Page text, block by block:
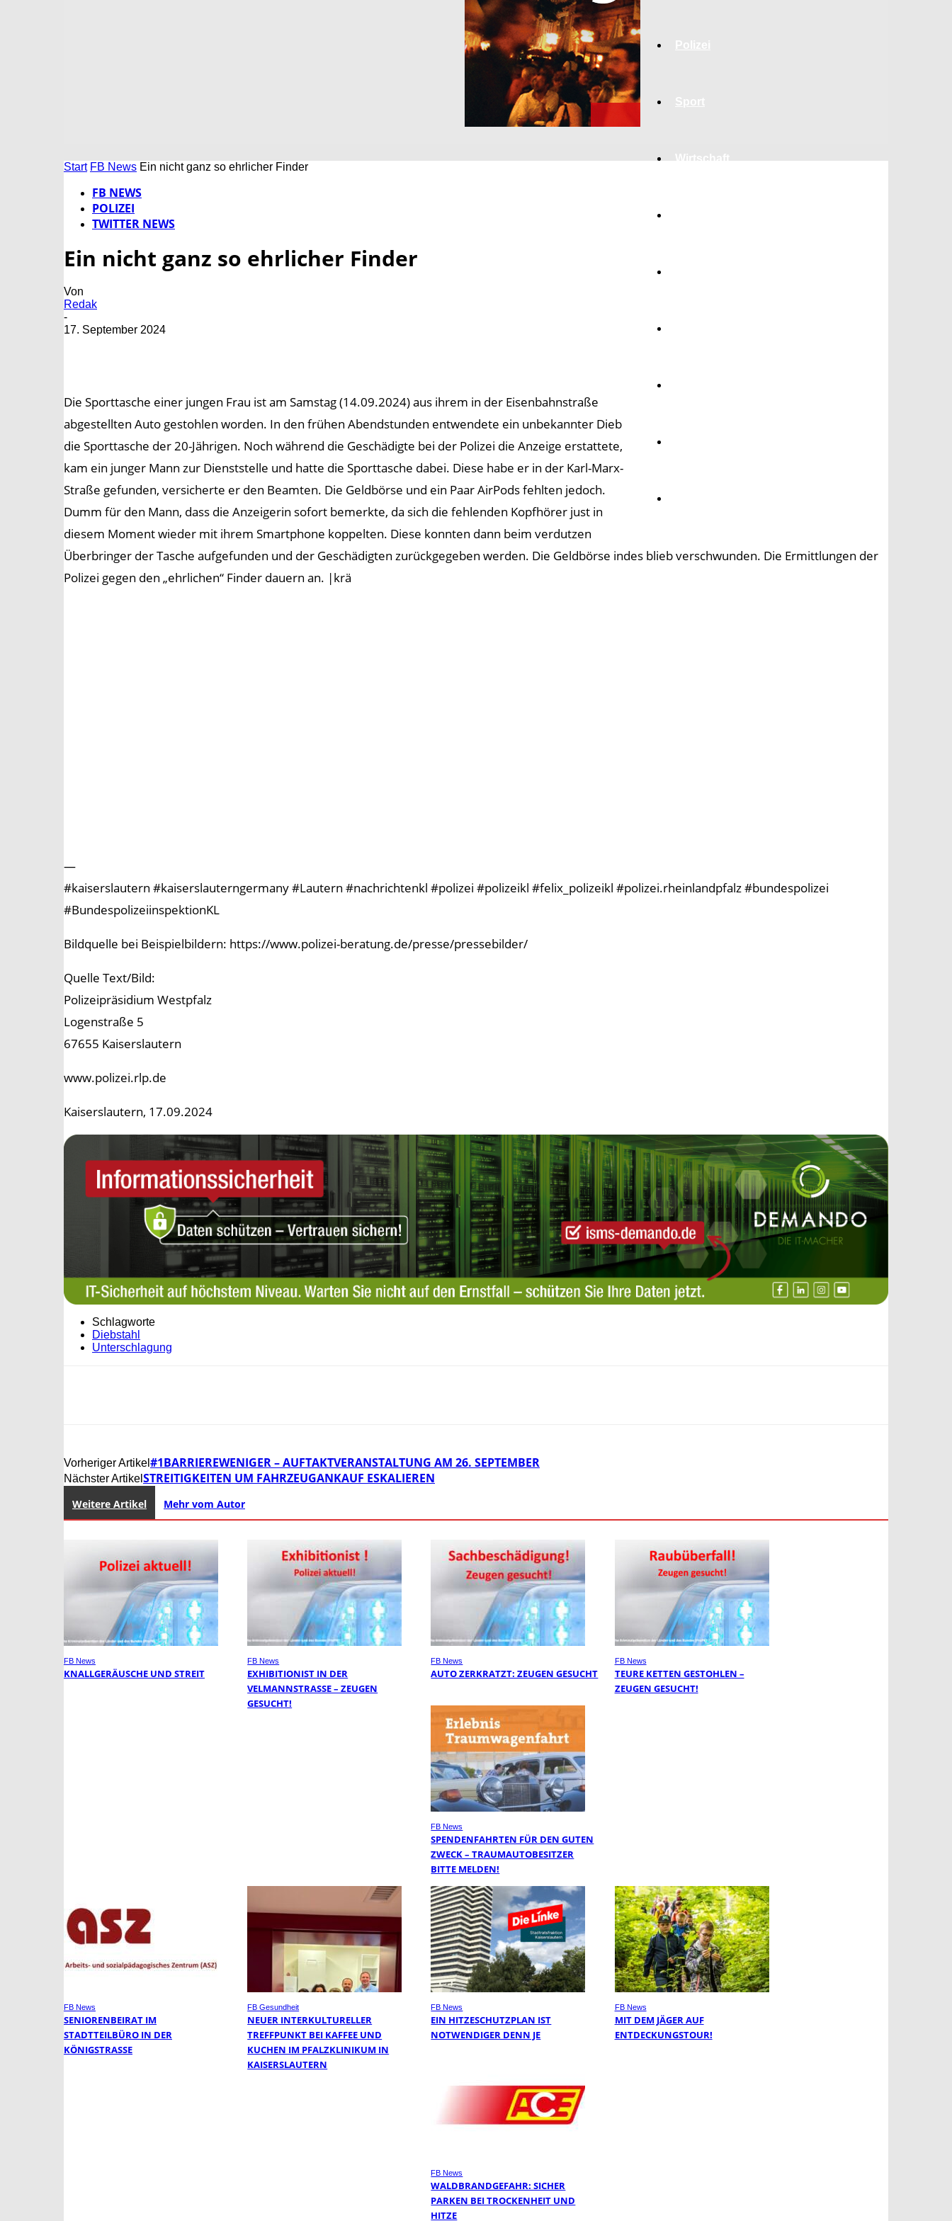
Wirtschaft
Start FB News Ein nicht ganz so ehrlicher Finder
FB NEWS
POLIZEI
TWITTER NEWS
Ein nicht ganz so ehrlicher Finder
Von
Redak
-
17. September 2024
Die Sporttasche einer jungen Frau ist am Samstag (14.09.2024) aus ihrem in der Eisenbahnstraße
abgestellten Auto gestohlen worden. In den frühen Abendstunden entwendete ein unbekannter Dieb
die Sporttasche der 20-Jährigen. Noch während die Geschädigte bei der Polizei die Anzeige erstattete,
kam ein junger Mann zur Dienststelle und hatte die Sporttasche dabei. Diese habe er in der Karl-Marx-
Straße gefunden, versicherte er den Beamten. Die Geldbörse und ein Paar AirPods fehlten jedoch.
Dumm für den Mann, dass die Anzeigerin sofort bemerkte, da sich die fehlenden Kopfhörer just in
diesem Moment wieder mit ihrem Smartphone koppelten. Diese konnten dann beim verdutzen
Überbringer der Tasche aufgefunden und der Geschädigten zurückgegeben werden. Die Geldbörse indes blieb verschwunden. Die Ermittlungen der
Polizei gegen den „ehrlichen“ Finder dauern an. |krä
—
#kaiserslautern #kaiserslauterngermany #Lautern #nachrichtenkl #polizei #polizeikl #felix_polizeikl #polizei.rheinlandpfalz #bundespolizei
#BundespolizeiinspektionKL
Bildquelle bei Beispielbildern: https://www.polizei-beratung.de/presse/pressebilder/
Quelle Text/Bild:
Polizeipräsidium Westpfalz
Logenstraße 5
67655 Kaiserslautern
www.polizei.rlp.de
Kaiserslautern, 17.09.2024
Schlagworte
Diebstahl
Unterschlagung
Vorheriger Artikel #1BARRIEREWENIGER – AUFTAKTVERANSTALTUNG AM 26. SEPTEMBER
Nächster Artikel STREITIGKEITEN UM FAHRZEUGANKAUF ESKALIEREN
Weitere Artikel Mehr vom Autor
FB News
KNALLGERÄUSCHE UND STREIT
FB News
EXHIBITIONIST IN DER
VELMANNSTRASSE – ZEUGEN G
ESUCHT!
FB News
AUTO ZERKRATZT: ZEUGEN GESUCHT
FB News
TEURE KETTEN GESTOHLEN –
ZEUGEN GESUCHT!
FB News
SPENDENFAHRTEN FÜR DEN GUTEN
ZWECK – TRAUMAUTOBESITZER
BITTE MELDEN!
FB News
SENIORENBEIRAT IM
STADTTEILBÜRO IN DER
KÖNIGSTRASSE
FB Gesundheit
NEUER INTERKULTURELLER
TREFFPUNKT BEI KAFFEE UND
KUCHEN IM PFALZKLINIKUM IN
KAISERSLAUTERN
FB News
EIN HITZESCHUTZPLAN IST
NOTWENDIGER DENN JE
FB News
MIT DEM JÄGER AUF
ENTDECKUNGSTOUR!
FB News
WALDBRANDGEFAHR: SICHER
PARKEN BEI TROCKENHEIT UND
HITZE